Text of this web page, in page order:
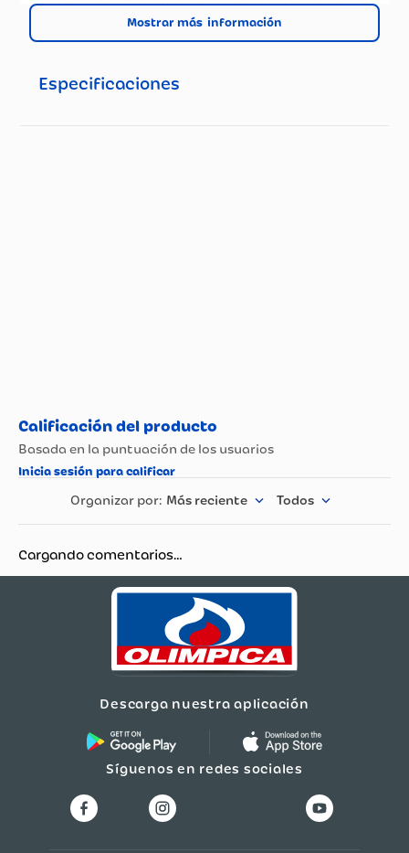
Combínalo con tu atuendo de todos los días para un
look super cool. Haga alarde de este reloj donde quiera
que vaya y deje que se vea distinto de la multitud.
Mostrar más
Especificaciones
Más reciente Todos
Cargando comentarios…
Descarga nuestra aplicación
Síguenos en redes sociales